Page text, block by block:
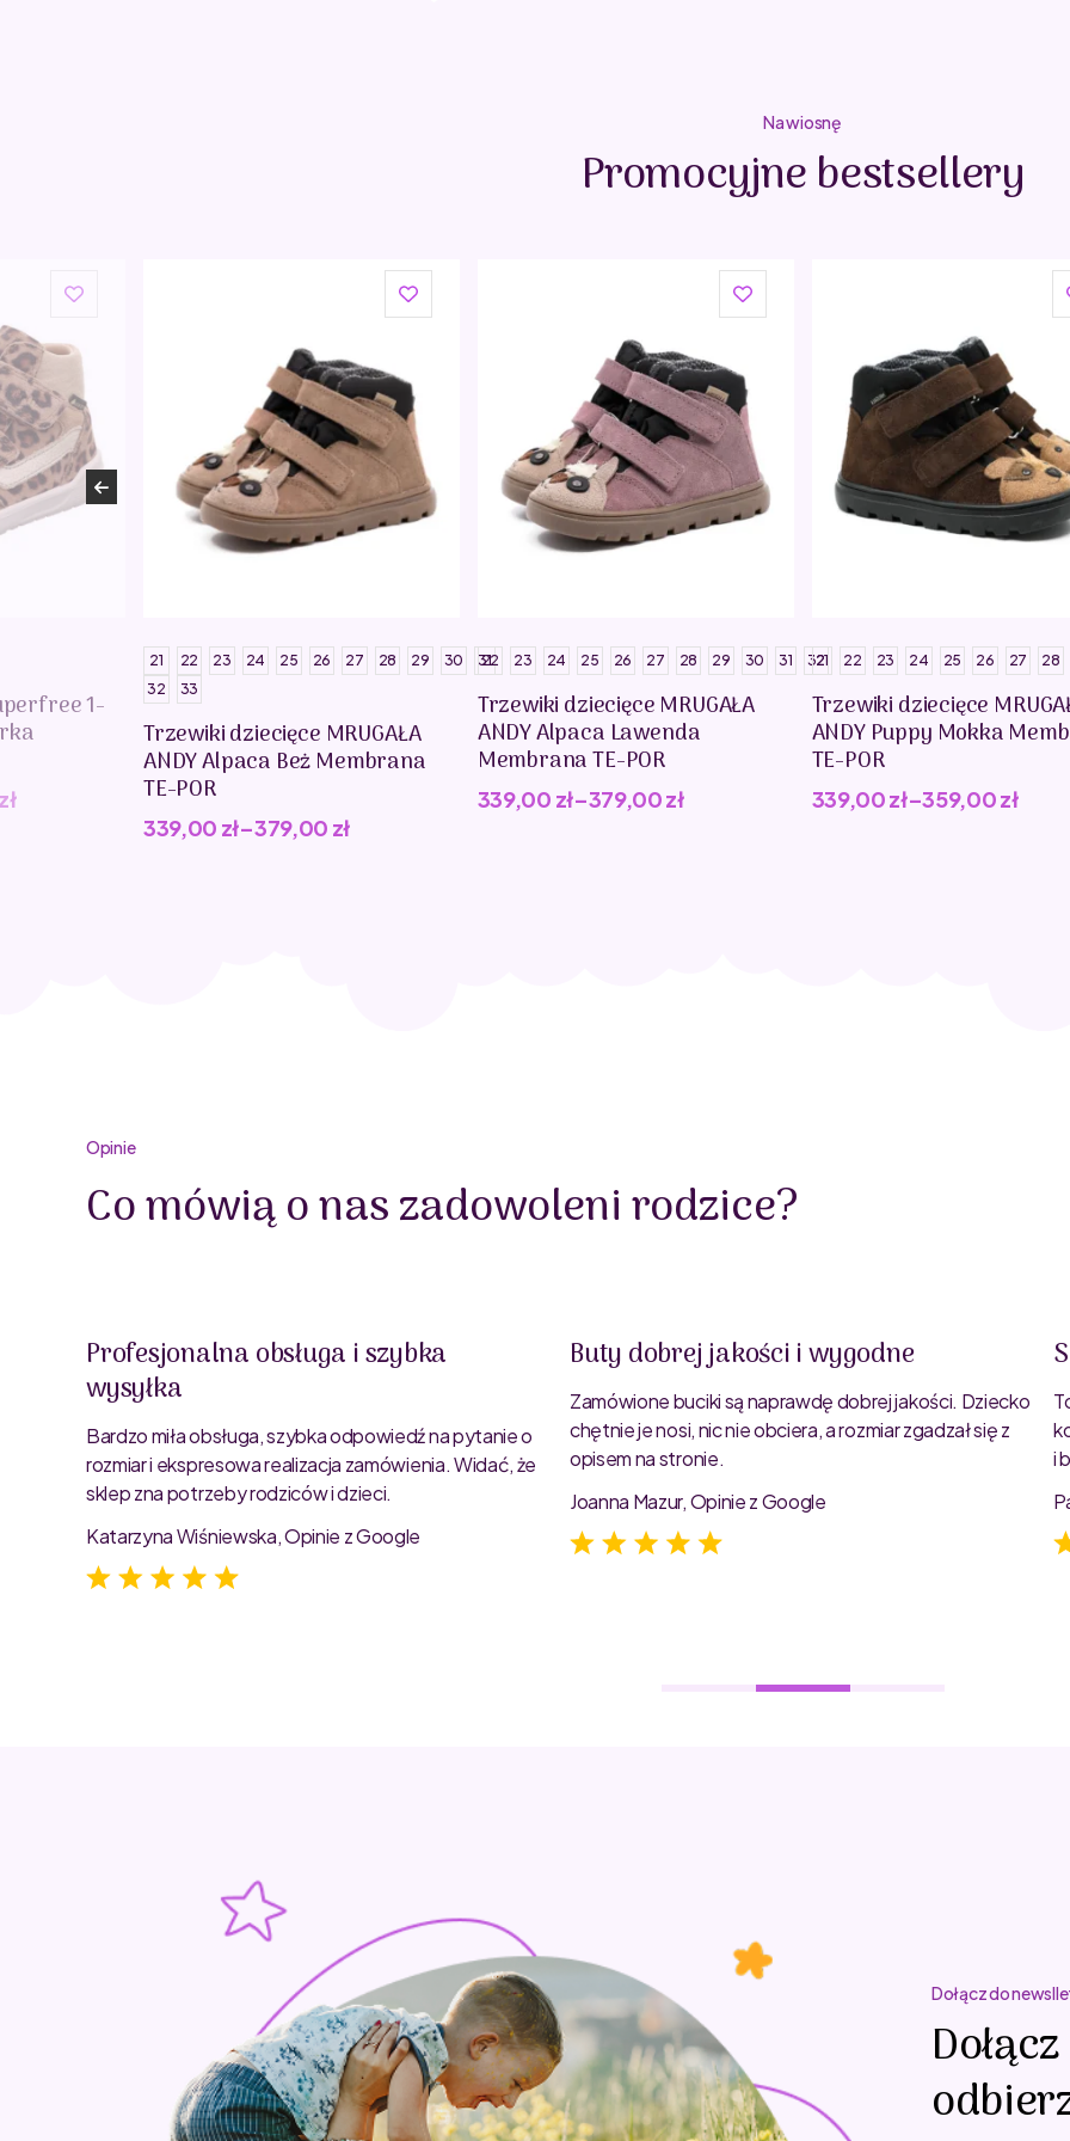
Na wiosnę
Promocyjne bestsellery
1-
21 22 23 24 25 26 27 28 29 30
31
32
33
Trzewiki dziecięce MRUGAŁA
ANDY Alpaca Beż Membrana
TE-POR
339,00 zł–379,00 zł
22 23 24 25 26 27 28 29 30 31 32
Trzewiki dziecięce MRUGAŁA
ANDY Alpaca Lawenda
Membrana TE-POR
339,00 zł–379,00zł
21 22 23 24 25 26 27 28
Trzewiki dziecięce
ANDY Puppy Mokka
TE-POR
339,00zł–359,00zł
Opinie
Co mówią o nas zadowoleni rodzice?
Profesjonalna obsługa i szybka
wysyłka
Bardzo miła obsługa, szybka odpowiedź na pytanie o
rozmiar i ekspresowa realizacja zamówienia. Widać, że
sklep zna potrzeby rodziców i dzieci.
Katarzyna Wiśniewska, Opinie z Google
Buty dobrej jakości i wygodne
Zamówione buciki są naprawdę dobrej jakości. Dziecko
chętnie je nosi, nic nie obciera, a rozmiar zgadzał się z
opisem na stronie.
Joanna Mazur, Opinie z Google
i
Dołącz do